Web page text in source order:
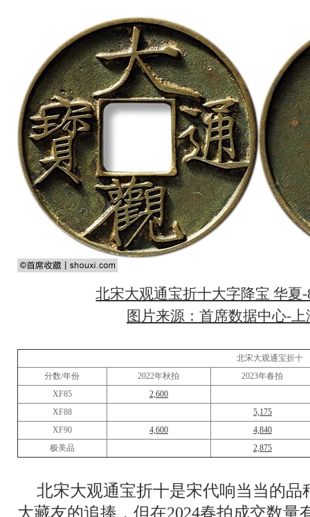
北宋大观通宝折十大字降宝 华夏
图片来源：首席数据中心-
北宋大观通宝折十
分数/年份
2022年秋拍
2023年春拍
XF85
2,600
XF88
5,175
XF90
4,600
4,840
极美品
2,875
北宋大观通宝折十是宋代响当当的
大藏友的追捧，但在2024春拍成交数量